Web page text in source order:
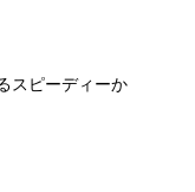
スピーディーか